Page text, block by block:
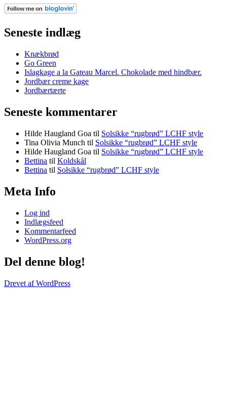
Seneste indlæg
Knækbrød
Go Green
Islagkage a la Gateau Marcel. Chokolade med hindbær.
Jordbær creme kage
Jordbærtærte
Seneste kommentarer
Hilde Haugland Goa til Solsikke “rugbrød” LCHF style
Tina Olivia Munch til Solsikke “rugbrød” LCHF style
Hilde Haugland Goa til Solsikke “rugbrød” LCHF style
Bettina til Koldskål
Bettina til Solsikke “rugbrød” LCHF style
Meta Info
Log ind
Indlægsfeed
Kommentarfeed
WordPress.org
Del denne blog!
Drevet af WordPress